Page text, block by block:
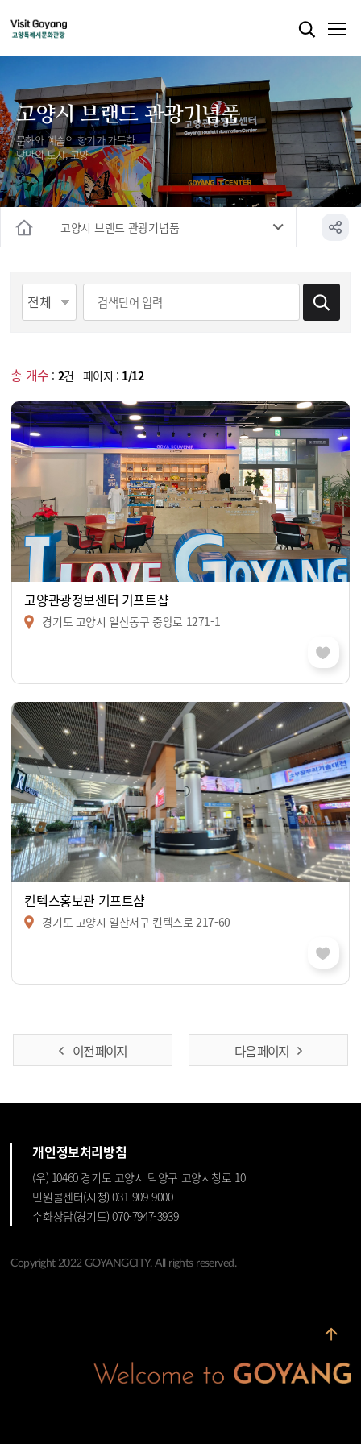
고양시 브랜드 관광기념품
문화와 예술의 향기가 가득한
낭만의 도시, 고양
고양시 브랜드 관광기념품
총 개수 : 2건 페이지 : 1/12
고양관광정보센터 기프트샵
경기도 고양시 일산동구 중앙로 1271-1
킨텍스홍보관 기프트샵
경기도 고양시 일산서구 킨텍스로 217-60
이전 페이지 다음 페이지
개인정보처리방침
(우) 10460 경기도 고양시 덕양구 고양시청로 10
민원콜센터(시청) 031-909-9000
수화상담(경기도) 070-7947-3939
Copyright 2022 GOYANGCITY. All rights reserved.